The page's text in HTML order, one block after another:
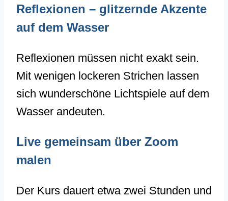
Reflexionen – glitzernde Akzente
auf dem Wasser
Reflexionen müssen nicht exakt sein.
Mit wenigen lockeren Strichen lassen
sich wunderschöne Lichtspiele auf dem
Wasser andeuten.
Live gemeinsam über Zoom
malen
Der Kurs dauert etwa zwei Stunden und